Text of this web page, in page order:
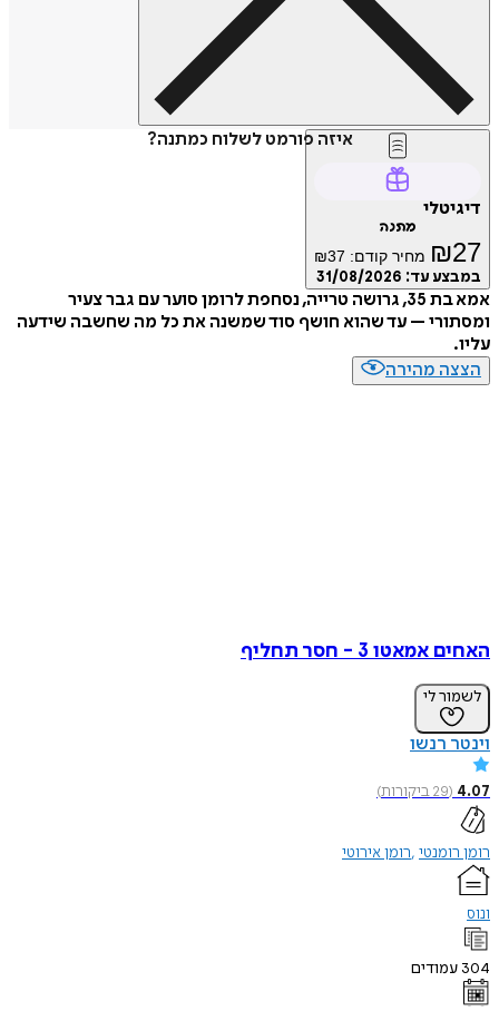
איזה פורמט לשלוח כמתנה?
דיגיטלי
מתנה
₪27 מחיר קודם: ₪37
במבצע עד: 31/08/2026
אמא בת 35, גרושה טרייה, נסחפת לרומן סוער עם גבר צעיר
ומסתורי – עד שהוא חושף סוד שמשנה את כל מה שחשבה שידעה
עליו.
הצצה מהירה
האחים אמאטו 3 - חסר תחליף
לשמור לי
וינטר רנשו
4.07
(
29ביקורות)
רומן רומנטי רומן אירוטי
ונוס
304 עמודים